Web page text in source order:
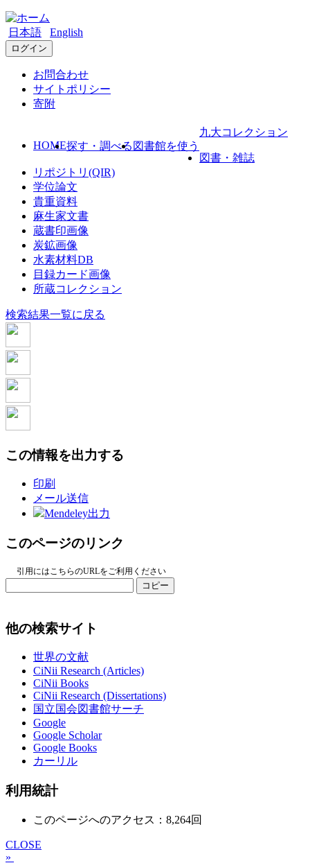
日本語 English
ログイン
お問合わせ
サイトポリシー
寄附
HOME探す・調べる 図書館を使う
九大コレクション
図書・雑誌
リポジトリ(QIR)
学位論文
貴重資料
麻生家文書
蔵書印画像
炭鉱画像
水素材料DB
目録カード画像
所蔵コレクション
検索結果一覧に戻る
この情報を出力する
印刷
メール送信
Mendeley出力
このページのリンク
引用にはこちらのURLをご利用ください
コピー
他の検索サイト
世界の文献
CiNii Research (Articles)
CiNii Books
CiNii Research (Dissertations)
国立国会図書館サーチ
Google
Google Scholar
Google Books
カーリル
利用統計
このページへのアクセス：8,264回
CLOSE
»